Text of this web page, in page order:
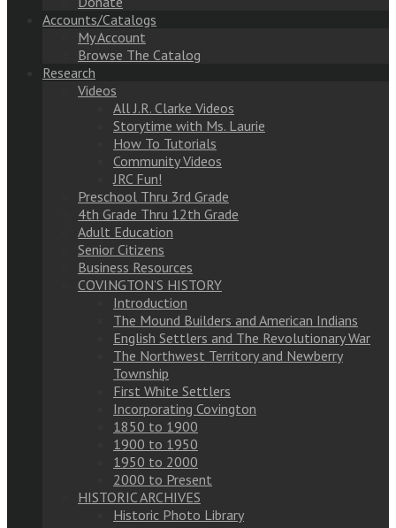
Accounts/Catalogs
My Account
Browse The Catalog
Research
Videos
All J.R. Clarke Videos
Storytime with Ms. Laurie
How To Tutorials
Community Videos
JRC Fun!
Preschool Thru 3rd Grade
4th Grade Thru 12th Grade
Adult Education
Senior Citizens
Business Resources
COVINGTON’S HISTORY
Introduction
The Mound Builders and American Indians
English Settlers and The Revolutionary War
The Northwest Territory and Newberry
Township
First White Settlers
Incorporating Covington
1850 to 1900
1900 to 1950
1950 to 2000
2000 to Present
HISTORIC ARCHIVES
Historic Photo Library